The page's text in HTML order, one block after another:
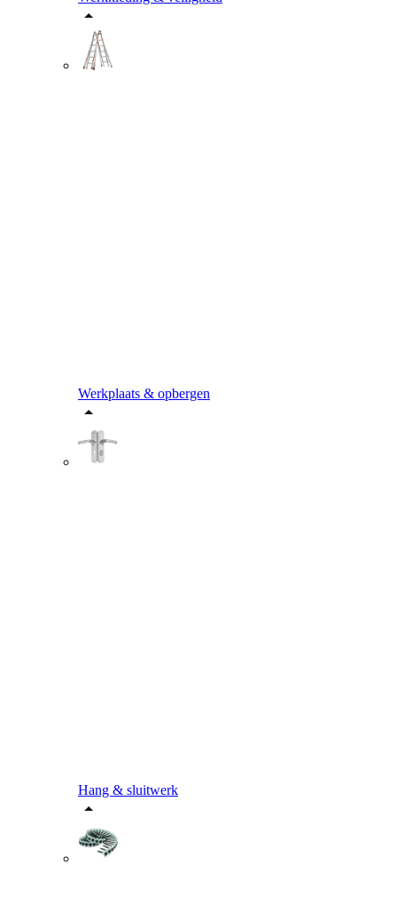
Werkplaats & opbergen
Hang & sluitwerk